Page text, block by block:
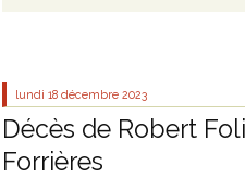
lundi 18 décembre 2023
Décès de Robert
Forrières